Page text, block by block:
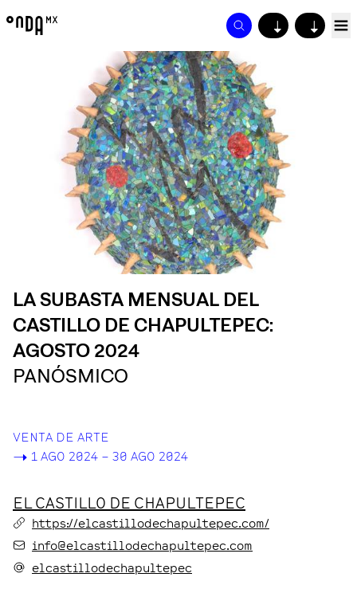
↓ ↓
LA SUBASTA MENSUAL DEL
CASTILLO DE CHAPULTEPEC:
AGOSTO 2024
PANÓSMICO
VENTA DE ARTE
-> 1 AGO 2024 – 30 AGO 2024
EL CASTILLO DE CHAPULTEPEC
https://elcastillodechapultepec.com/
info@elcastillodechapultepec.com
elcastillodechapultepec